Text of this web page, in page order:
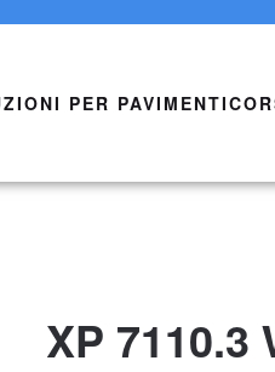
PER PAVIMENTI
XP 7110.3